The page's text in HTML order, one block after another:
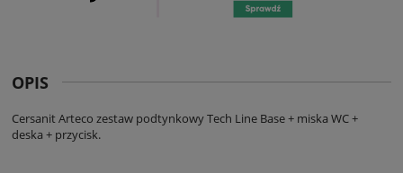
OPIS
Cersanit Arteco zestaw podtynkowy Tech Line Base + miska WC +
deska + przycisk.